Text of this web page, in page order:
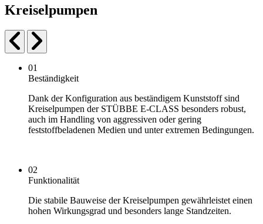
Kreiselpumpen
01
Beständigkeit
Dank der Konfiguration aus beständigem Kunststoff sind
Kreiselpumpen der STÜBBE E-CLASS besonders robust,
auch im Handling von aggressiven oder gering
feststoffbeladenen Medien und unter extremen Bedingungen.
02
Funktionalität
Die stabile Bauweise der Kreiselpumpen gewährleistet einen
hohen Wirkungsgrad und besonders lange Standzeiten.